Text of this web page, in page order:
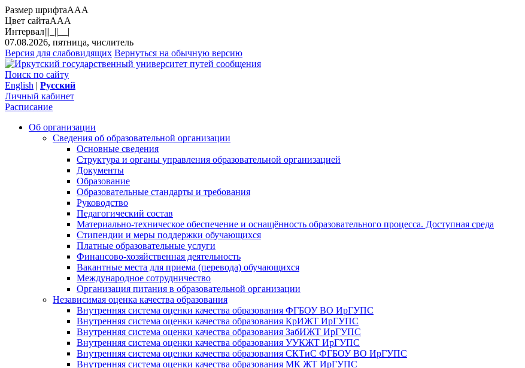
Размер шрифтаAAA
Цвет сайтаAAA
Интервал|||_||__|
07.08.2026, пятница, числитель
Версия для слабовидящих Вернуться на обычную версию
Поиск по сайту
English | Русский
Личный кабинет
Расписание
Об организации
Сведения об образовательной организации
Основные сведения
Структура и органы управления образовательной организацией
Документы
Образование
Образовательные стандарты и требования
Руководство
Педагогический состав
Материально-техническое обеспечение и оснащённость образовательного процесса. Доступная среда
Стипендии и меры поддержки обучающихся
Платные образовательные услуги
Финансово-хозяйственная деятельность
Вакантные места для приема (перевода) обучающихся
Международное сотрудничество
Организация питания в образовательной организации
Независимая оценка качества образования
Внутренняя система оценки качества образования ФГБОУ ВО ИрГУПС
Внутренняя система оценки качества образования КрИЖТ ИрГУПС
Внутренняя система оценки качества образования ЗабИЖТ ИрГУПС
Внутренняя система оценки качества образования УУКЖТ ИрГУПС
Внутренняя система оценки качества образования СКТиС ФГБОУ ВО ИрГУПС
Внутренняя система оценки качества образования МК ЖТ ИрГУПС